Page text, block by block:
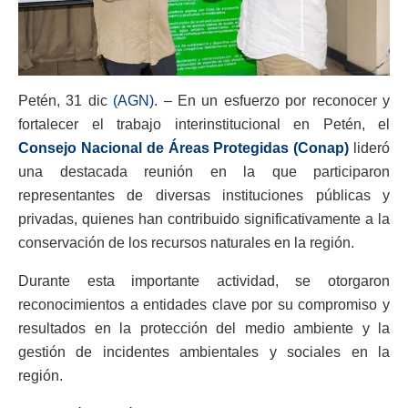
Petén, 31 dic (AGN). – En un esfuerzo por reconocer y
fortalecer el trabajo interinstitucional en Petén, el
Consejo Nacional de Áreas Protegidas (Conap) lideró
una destacada reunión en la que participaron
representantes de diversas instituciones públicas y
privadas, quienes han contribuido significativamente a la
conservación de los recursos naturales en la región.
Durante esta importante actividad, se otorgaron
reconocimientos a entidades clave por su compromiso y
resultados en la protección del medio ambiente y la
gestión de incidentes ambientales y sociales en la
región.